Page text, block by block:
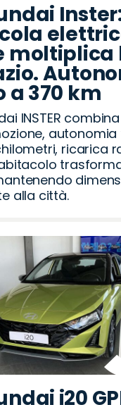
moltiplica
a 370 km
INSTER combina
autonomia
ricarica
alla città.
i20